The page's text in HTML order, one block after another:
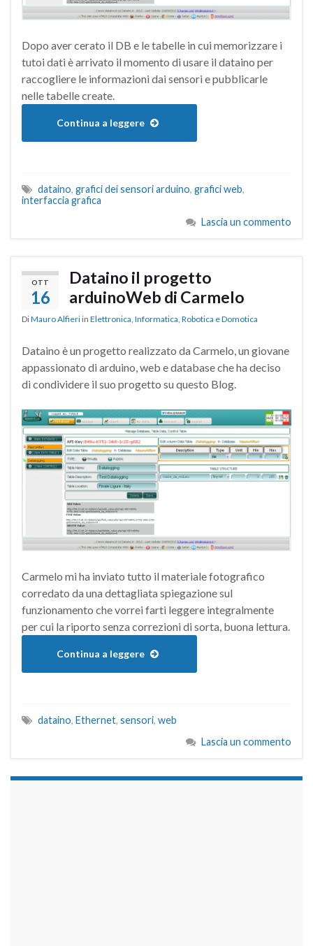
Dopo aver cerato il DB e le tabelle in cui memorizzare i
tutoi dati è arrivato il momento di usare il dataino per
raccogliere le informazioni dai sensori e pubblicarle
nelle tabelle create.
Continua a leggere
dataino, grafici dei sensori arduino, grafici web,
interfaccia grafica
Lascia un commento
OTT
16
Dataino il progetto
arduinoWeb di Carmelo
DiMauro Alfieri in Elettronica Informatica Robotica e Domotica
Dataino è un progetto realizzato da Carmelo, un giovane
appassionato di arduino, web e database che ha deciso
di condividere il suo progetto su questo Blog.
Carmelo mi ha inviato tutto il materiale fotografico
corredato da una dettagliata spiegazione sul
funzionamento che vorrei farti leggere integralmente
per cui la riporto senza correzioni di sorta, buona lettura.
Continua a leggere
dataino, Ethernet, sensori, web
Lascia un commento